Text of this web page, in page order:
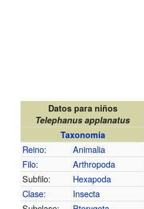
Datos para niños
Telephanus applanatus
Taxonomía
Reino:
Animalia
Filo:
Arthropoda
Subfilo:
Hexapoda
Clase:
Insecta